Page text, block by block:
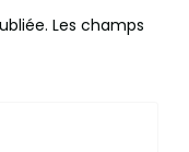
Les champs